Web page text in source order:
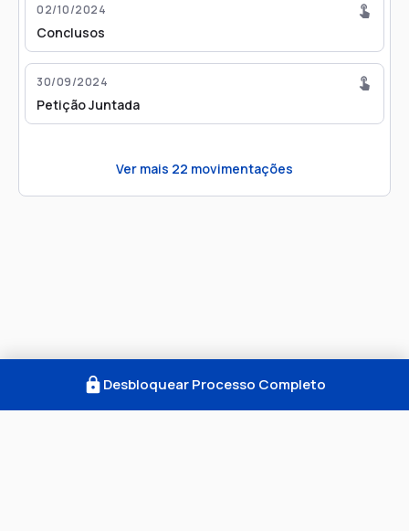
02/10/2024
Conclusos
30/09/2024
Petição Juntada
Ver mais 22 movimentações
Desbloquear Processo Completo